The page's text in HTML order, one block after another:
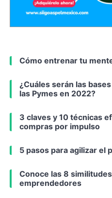
Cómo entrenar tu
¿Cuáles serán las
las Pymes en 2022?
3 claves y 10 técnicas
compras por impulso
5 pasos para agilizar el
Conoce las 8
emprendedores